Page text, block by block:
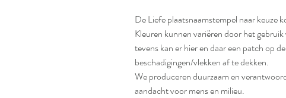
De Liefe plaatsnaamstempel naar keuze
Kleuren kunnen variëren door het
tevens kan er hier en daar een patch op
beschadigingen/vlekken af te dekken.
We produceren duurzaam en
aandacht voor mens en milieu.